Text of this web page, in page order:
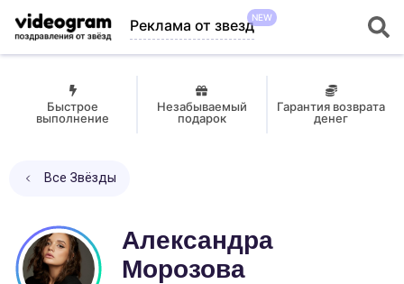
Реклама от звездNEW
Быстрое
выполнение
Незабываемый
подарок
Гарантия возврата
денег
Все Звёзды
Александра
Морозова